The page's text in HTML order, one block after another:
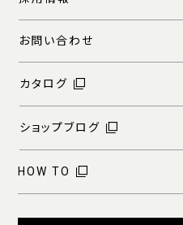
お問い合わせ
カタログ
ショップブログ
HOW TO